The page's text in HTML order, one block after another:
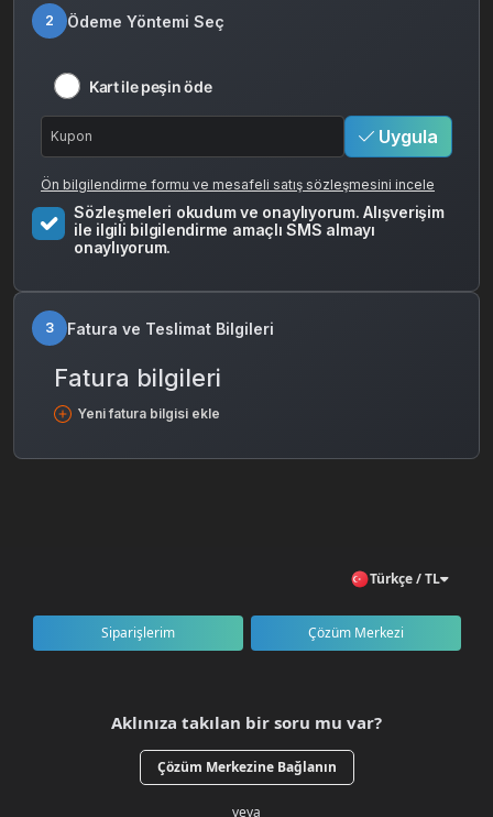
2 Ödeme Yöntemi Seç
Kart ile peşin öde
Uygula
Ön bilgilendirme formu ve mesafeli satış sözleşmesini incele
Sözleşmeleri okudum ve onaylıyorum. Alışverişim
ile ilgili bilgilendirme amaçlı SMS almayı
onaylıyorum.
3 Fatura ve Teslimat Bilgileri
Fatura bilgileri
Yeni fatura bilgisi ekle
Türkçe / TL
Siparişlerim Çözüm Merkezi
Aklınıza takılan bir soru mu var?
Çözüm Merkezine Bağlanın
veya